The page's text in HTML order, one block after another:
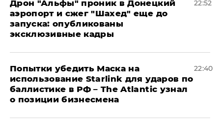
Дрон "Альфы" проник в Донецкий
аэропорт и сжег "Шахед" еще до
запуска: опубликованы
эксклюзивные кадры
22:52
Попытки убедить Маска на
использование Starlink для ударов по
баллистике в РФ – The Atlantic узнал
о позиции бизнесмена
22:40